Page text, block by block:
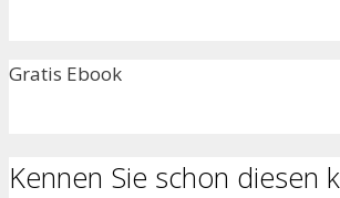
Gratis Ebook
Kennen Sie schon diesen